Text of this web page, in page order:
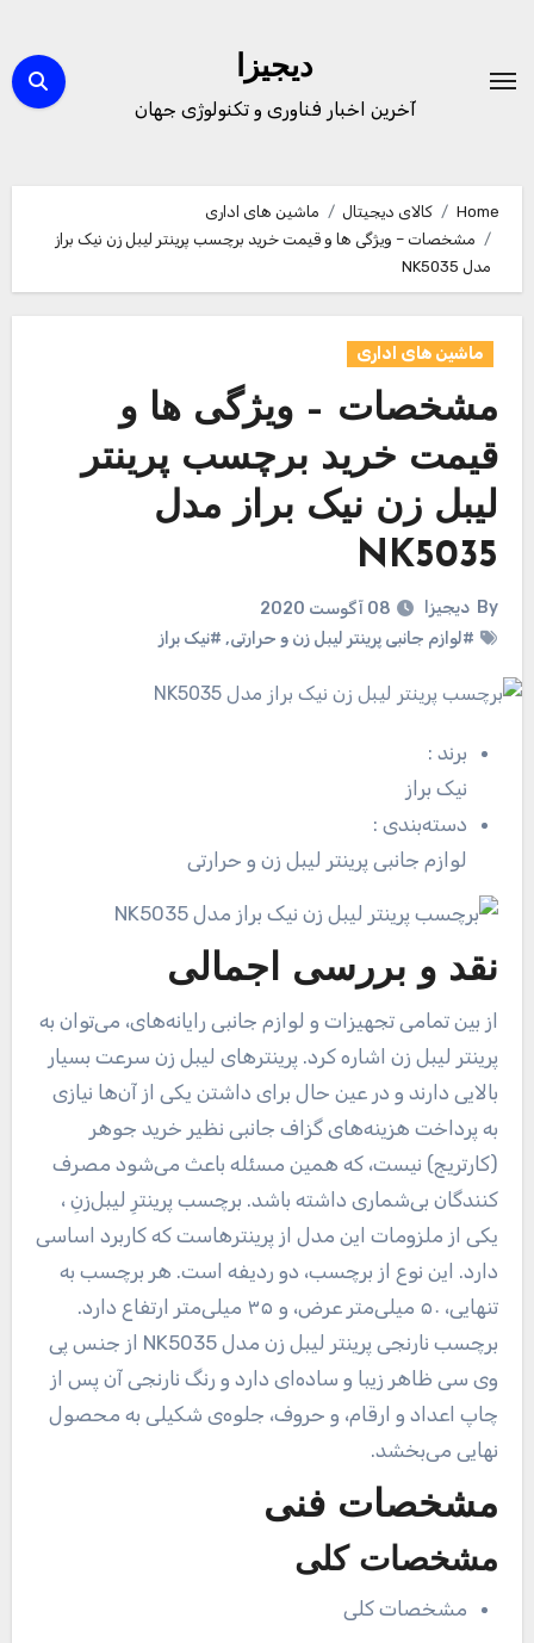
content
دیجیزا
آخرین اخبار فناوری و تکنولوژی جهان
Home کالای دیجیتال
ماشین های اداری
مشخصات – ویژگی ها و قیمت خرید برچسب پرینتر لیبل زن نیک براز
مدل NK5035
ماشین های اداری
مشخصات – ویژگی ها و
قیمت خرید برچسب پرینتر
لیبل زن نیک براز مدل
NK5035
By دیجیزا
08 آگوست 2020
#لوازم جانبی پرینتر لیبل زن و حرارتی, #نیک براز
برند:
نیک براز
دسته‌بندی:
لوازم جانبی پرینتر لیبل زن و حرارتی
نقد و بررسی اجمالی
از بین تمامی تجهیزات و لوازم جانبی رایانه‌های، می‌توان به
پرینتر لیبل‌ زن اشاره کرد. پرینترهای لیبل زن سرعت بسیار
بالایی دارند و در عین حال برای داشتن یکی از آن‌ها نیازی
به پرداخت هزینه‌های گزاف جانبی نظیر خرید جوهر
(کارتریج) نیست، که همین مسئله باعث می‌شود مصرف
کنندگان بی‌شماری داشته باشد. برچسب پرینترِ لیبل‌زنِ ،
یکی از ملزومات این مدل از پرینترهاست که کاربرد اساسی
دارد. این نوع از برچسب، دو ردیفه است. هر برچسب به
تنهایی، ۵۰ میلی‌متر عرض، و ۳۵ میلی‌متر ارتفاع دارد.
برچسب نارنجی پرینتر لیبل زن مدل NK5035 از جنس پی
وی سی ظاهر زیبا و ساده‌ای دارد و رنگ نارنجی آن پس از
چاپ اعداد و ارقام، و حروف، جلوه‌ی شکیلی به محصول
نهایی می‌بخشد.
مشخصات فنی
مشخصات کلی
مشخصات کلی